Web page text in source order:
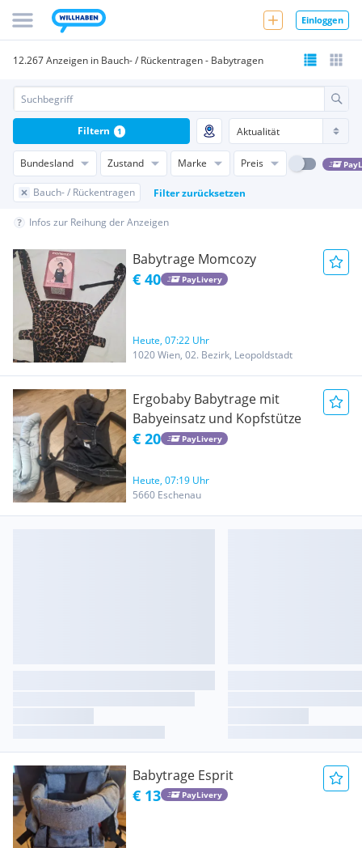
Einloggen
12.267 Anzeigen in Bauch- / Rückentragen - Babytragen
Bundesland Zustand Marke Preis
Bauch- / Rückentragen Filter zurücksetzen
Filtern 1
Infos zur Reihung der Anzeigen
Babytrage Momcozy
€ 40 PayLivery
Heute, 07:22 Uhr
1020 Wien, 02. Bezirk, Leopoldstadt
Ergobaby Babytrage mit
Babyeinsatz und Kopfstütze
€ 20 PayLivery
Heute, 07:19 Uhr
5660 Eschenau
Babytrage Esprit
€ 13 PayLivery